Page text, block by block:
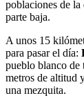
poblaciones de
parte baja.
A unos 15
para pasar el día:
pueblo blanco de
metros de altitud
una mezquita.